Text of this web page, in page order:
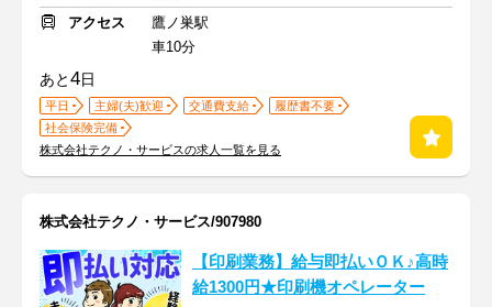
アクセス
鷹ノ巣駅
車10分
あと4日
平日 主婦(夫)歓迎 交通費支給
履歴書不要
社会保険完備
株式会社テクノ・サービスの求人一覧を見る
株式会社テクノ・サービス/907980
【印刷業務】給与即払いＯＫ♪高時
給1300円★印刷機オペレーター